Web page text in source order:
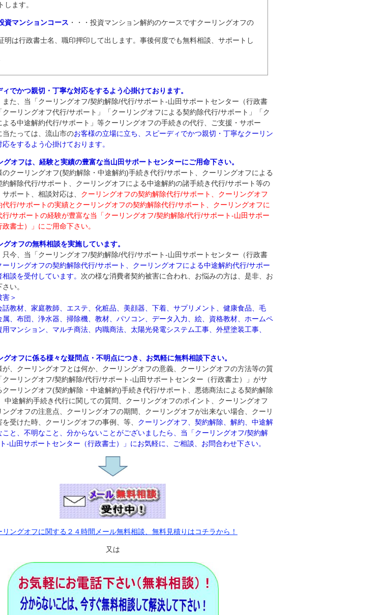
します。
資マンションコース ・・・投資マンション解約のケースですクーリングオフの
明は行政書士名、職印押印して出します。事後何度でも無料相談、サポートし
ィでかつ親切・丁寧な対応をするよう心掛けております。
た、当「クーリングオフ/契約解除/代行/サポート‐山田サポートセンター（行政書
クーリングオフ代行/サポート」「クーリングオフによる契約除代行/サポート」「ク
よる中途解約代行/サポート」等クーリングオフの手続きの代行、ご支援・サポー
当たっては、流山市のお客様の立場に立ち、スピーディでかつ親切・丁寧なクーリン
をするよう心掛けております。
グオフは、経験と実績の豊富な当山田サポートセンターにご用命下さい。
のクーリングオフ(契約解除・中途解約)手続き代行/サポート、クーリングオフによる
約解除代行/サポート、クーリングオフによる中途解約の諸手続き代行/サポート等の
ポート、相談対応は、 クーリングオフの契約解除代行/サポート、クーリングオフ
代行/サポートの実績とクーリングオフの契約解除代行/サポート、クーリングオフに
行/サポートの経験が豊富な当「クーリングオフ/契約解除/代行/サポート‐山田サポー
政書士）」にご用命下さい。
グオフの無料相談を実施しています。
今、当「クーリングオフ/契約解除/代行/サポート‐山田サポートセンター（行政書
ーリングオフの契約解除代行/サポート、クーリングオフによる中途解約代行/サポー
相談を受付しています。 次の様な消費者契約被害に合われ、お悩みの方は、是非、お
い。
害＞
話教材、家庭教師、エステ、化粧品、美顔器、下着、サプリメント、健康食品、毛
属、布団、浄水器、掃除機、教材、パソコン、データ入力、絵、資格教材、ホームペ
マンション、マルチ商法、内職商法、太陽光発電システム工事、外壁塗装工事、
グオフに係る様々な疑問点・不明点につき、お気軽に無料相談下さい。
が、クーリングオフとは何か、クーリングオフの意義、クーリングオフの方法等の質
クーリングオフ/契約解除/代行/サポート‐山田サポートセンター（行政書士）」がサ
クーリングオフ(契約解除・中途解約)手続き代行/サポート、悪徳商法による契約解除
中途解約手続き代行に関しての質問、クーリングオフのポイント、クーリングオフ
グオフの注意点、クーリングオフの期間、クーリングオフが出来ない場合、クーリ
受けた時、クーリングオフの事例、等、 クーリングオフ、契約解除、解約、中途解
こと、不明なこと、分からないことがございましたら、当「クーリングオフ/契約解
‐山田サポートセンター（行政書士）」にお気軽に、ご相談、お問合わせ下さい。
リングオフに関する２４時間メール無料相談、無料見積りはコチラから！
又は